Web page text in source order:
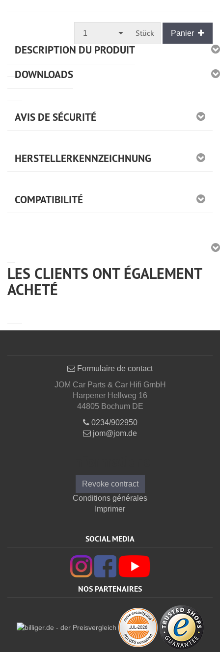
1 Stück Panier
DESCRIPTION DU PRODUIT
DOWNLOADS
AVIS DE SÉCURITÉ
HERSTELLERKENNZEICHNUNG
COMPATIBILITÉ
LES CLIENTS ONT ÉGALEMENT
ACHETÉ
Formulaire de contact
JOM Car Parts & Car Hifi GmbH
Harpener Hellweg 16
44805 Bochum DE
0234/902950
jom@jom.de
Revoke contract
Conditions générales
Imprimer
SOCIAL MEDIA
NOS PARTENAIRES